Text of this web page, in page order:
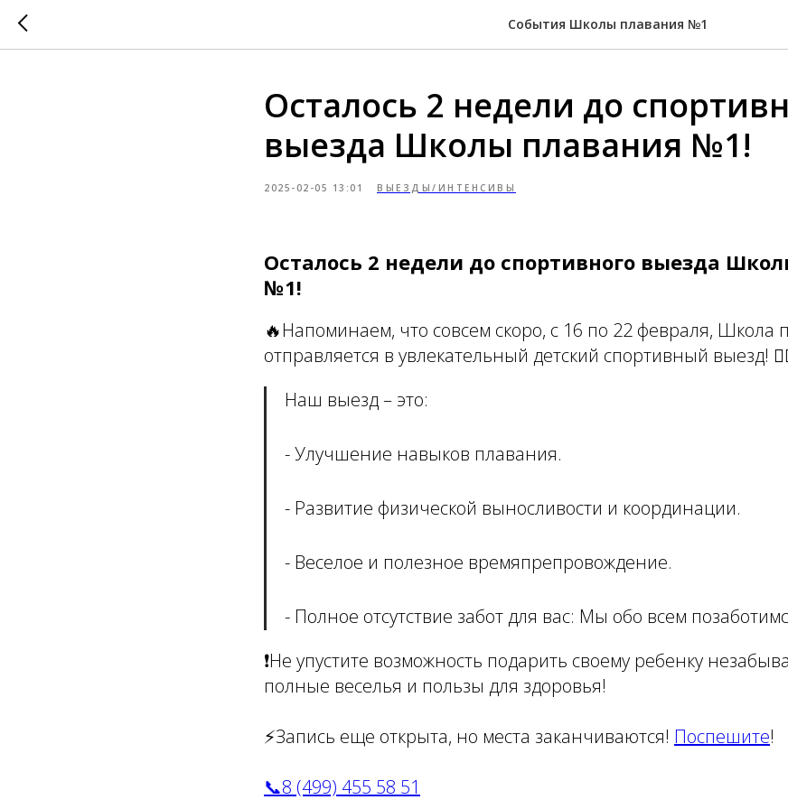
События Школы плавания №1
Осталось 2 недели до
выезда Школы плавания №1!
2025-02-05 13:01 ВЫЕЗДЫ/ИНТЕНСИВЫ
Осталось 2 недели до спортивного выезда
№1!
🔥Напоминаем, что совсем скоро, с 16 по 22 февраля, Школа
отправляется в увлекательный детский спортивный выезд!
Наш выезд – это:
- Улучшение навыков плавания.
- Развитие физической выносливости и координации.
- Веселое и полезное времяпрепровождение.
- Полное отсутствие забот для вас: Мы обо всем
❗️Не упустите возможность подарить своему ребенку
полные веселья и пользы для здоровья!
⚡️Запись еще открыта, но места заканчиваются! Поспешите!
📞8 (499) 455 58 51